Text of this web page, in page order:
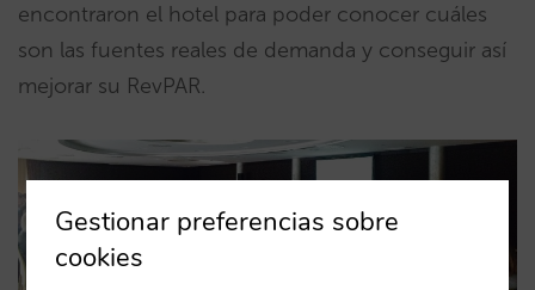
encontraron el hotel para poder conocer cuáles
son las fuentes reales de demanda y conseguir así
mejorar su RevPAR.
Gestionar preferencias sobre
cookies